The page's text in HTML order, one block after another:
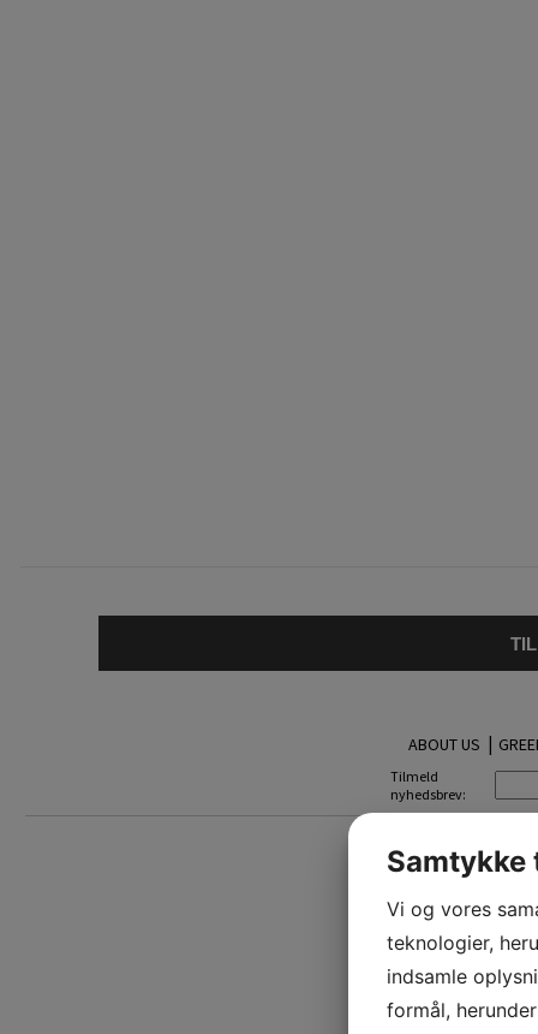
ABOUT US |
Tilmeld
nyhedsbrev:
Vi og vores
teknologier,
indsamle
formål,